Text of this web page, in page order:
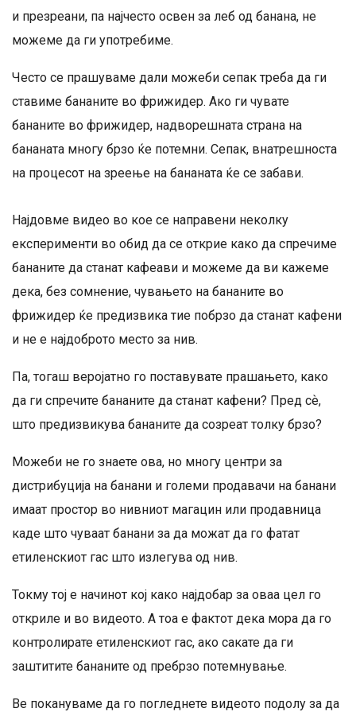
и презреани, па најчесто освен за леб од банана, не
можеме да ги употребиме.
Често се прашуваме дали можеби сепак треба да ги
ставиме бананите во фрижидер. Ако ги чувате
бананите во фрижидер, надворешната страна на
бананата многу брзо ќе потемни. Сепак, внатрешноста
на процесот на зреење на бананата ќе се забави.
Најдовме видео во кое се направени неколку
експерименти во обид да се открие како да спречиме
бананите да станат кафеави и можеме да ви кажеме
дека, без сомнение, чувањето на бананите во
фрижидер ќе предизвика тие побрзо да станат кафени
и не е најдоброто место за нив.
Па, тогаш веројатно го поставувате прашањето, како
да ги спречите бананите да станат кафени? Пред сѐ,
што предизвикува бананите да созреат толку брзо?
Можеби не го знаете ова, но многу центри за
дистрибуција на банани и големи продавачи на банани
имаат простор во нивниот магацин или продавница
каде што чуваат банани за да можат да го фатат
етиленскиот гас што излегува од нив.
Токму тој е начинот кој како најдобар за оваа цел го
откриле и во видеото. А тоа е фактот дека мора да го
контролирате етиленскиот гас, ако сакате да ги
заштитите бананите од пребрзо потемнување.
Ве покануваме да го погледнете видеото подолу за да